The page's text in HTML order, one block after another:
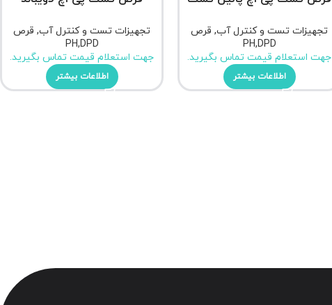
تجهیزات تست و کنترل آب, قرص
PH,DPD
جهت استعلام قیمت تماس بگیرید.
اطلاعات بیشتر
تجهیزات تست و کنترل آب, قرص
PH,DPD
جهت استعلام قیمت تماس بگیرید.
اطلاعات بیشتر